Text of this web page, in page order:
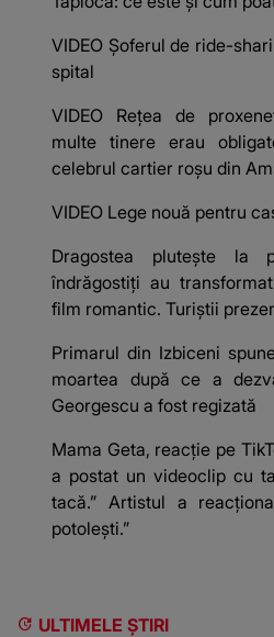
VIDEO Șoferul de ride-
spital
VIDEO Rețea de
multe tinere erau
celebrul cartier roșu din
VIDEO Lege nouă pentru
Dragostea plutește la
îndrăgostiți au
film romantic. Turiștii
Primarul din Izbiceni
moartea după ce a
Georgescu a fost regizată
Mama Geta, reacție pe
a postat un videoclip cu
tacă.” Artistul a
potoleşti.”
ULTIMELE ȘTIRI